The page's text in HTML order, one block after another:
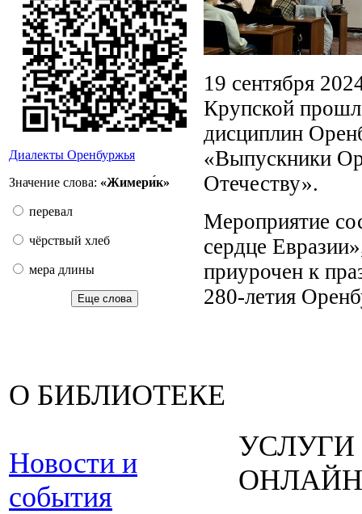
Диалекты Оренбуржья
Значение слова: «Жимери́к»
перевал
чёрствый хлеб
мера длины
Еще слова
19 сентября
Крупской
дисциплин
«Выпускники
Отечеству».
Мероприятие
сердце
приурочен к
280-летия
О БИБЛИОТЕКЕ
Новости и
события
УСЛУГИ
ОНЛАЙН